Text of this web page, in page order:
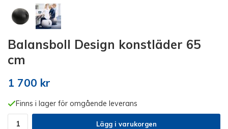
Balansboll Design konstläder 65
cm
1 700 kr
Finns i lager för omgående leverans
Lägg i varukorgen